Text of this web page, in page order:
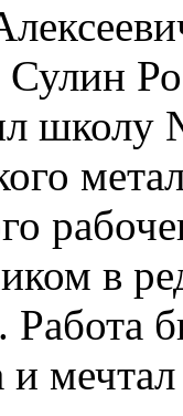
Сулин
школу
в
Работа
и